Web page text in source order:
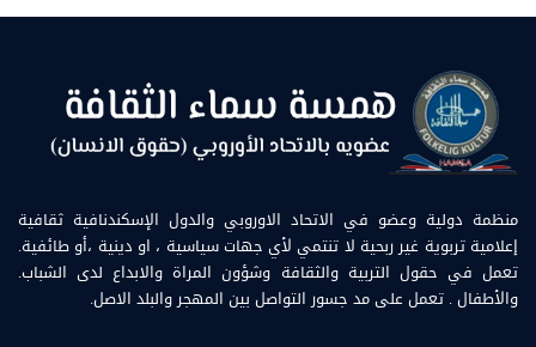
منظمة دولية وعضو في الاتحاد الاوروبي والدول الإسكندنافية ثقافية
إعلامية تربوية غير ربحية لا تنتمي لأي جهات سياسية ، او دينية ،أو طائفية.
تعمل في حقول التربية والثقافة وشؤون المراة والابداع لدى الشباب.
والأطفال . تعمل على مد جسور التواصل بين المهجر والبلد الاصل.